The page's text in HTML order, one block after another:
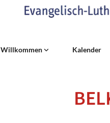
Willkommen Kalender